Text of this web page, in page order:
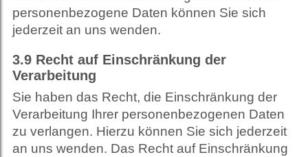
personenbezogene Daten können Sie sich
jederzeit an uns wenden.
3.9 Recht auf Einschränkung der
Verarbeitung
Sie haben das Recht, die Einschränkung der
Verarbeitung Ihrer personenbezogenen Daten
zu verlangen. Hierzu können Sie sich jederzeit
an uns wenden. Das Recht auf Einschränkung